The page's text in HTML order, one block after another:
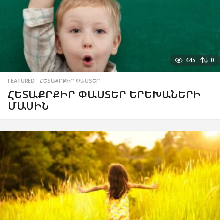
445 0
FEATURED ,ՀԵՏԱՔՐՔԻՐ ՓԱՍՏԵՐ
ՀԵՏԱՔՐՔԻՐ ՓԱՍՏԵՐ ԵՐԵԽԱՆԵՐԻ
ՄԱՍԻՆ